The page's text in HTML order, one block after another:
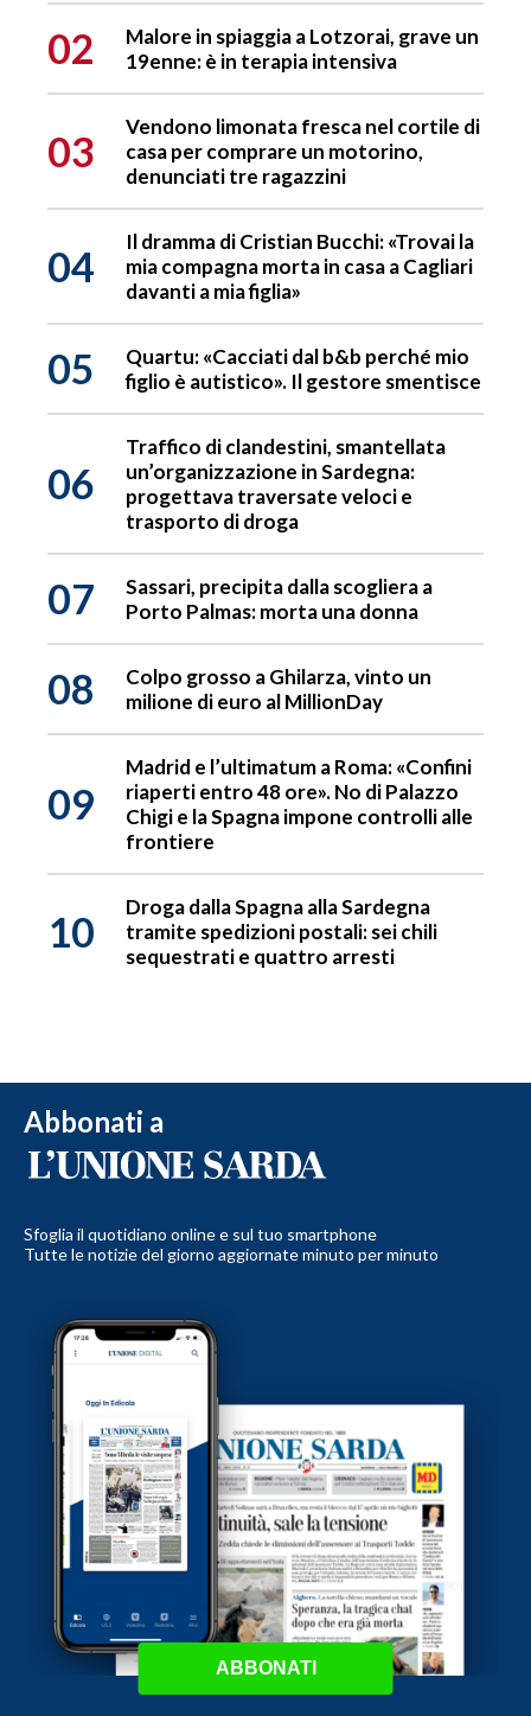
02
Malore in spiaggia a Lotzorai, grave un
19enne: è in terapia intensiva
03
Vendono limonata fresca nel cortile di
casa per comprare un motorino,
denunciati tre ragazzini
04
Il dramma di Cristian Bucchi: «Trovai la
mia compagna morta in casa a Cagliari
davanti a mia figlia»
05
Quartu: «Cacciati dal b&b perché mio
figlio è autistico». Il gestore smentisce
06
Traffico di clandestini, smantellata
un’organizzazione in Sardegna:
progettava traversate veloci e
trasporto di droga
07
Sassari, precipita dalla scogliera a
Porto Palmas: morta una donna
08
Colpo grosso a Ghilarza, vinto un
milione di euro al MillionDay
09
Madrid e l’ultimatum a Roma: «Confini
riaperti entro 48 ore». No di Palazzo
Chigi e la Spagna impone controlli alle
frontiere
10
Droga dalla Spagna alla Sardegna
tramite spedizioni postali: sei chili
sequestrati e quattro arresti
Abbonati a
Sfoglia il quotidiano online e sul tuo smartphone
Tutte le notizie del giorno aggiornate minuto per minuto
ABBONATI